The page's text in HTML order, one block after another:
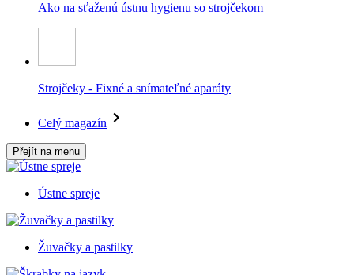
Ako na sťaženú ústnu hygienu so strojčekom
Strojčeky - Fixné a snímateľné aparáty
Celý magazín
Přejít na menu
Ústne spreje
Žuvačky a pastilky